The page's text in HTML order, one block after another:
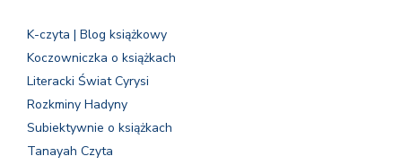
K-czyta | Blog książkowy
Koczowniczka o książkach
Literacki Świat Cyrysi
Rozkminy Hadyny
Subiektywnie o książkach
Tanayah Czyta